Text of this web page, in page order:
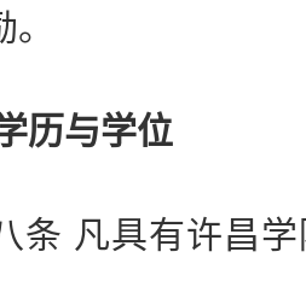
历与学位
凡具有许昌学